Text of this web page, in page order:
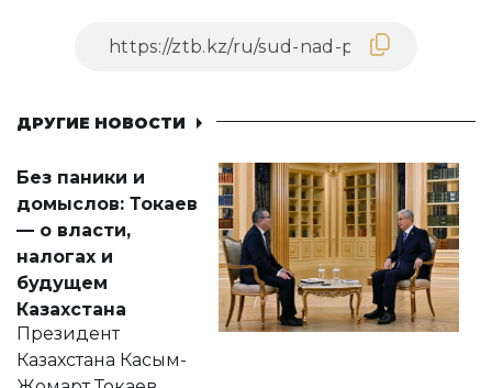
ДРУГИЕ НОВОСТИ
Без паники и
домыслов: Токаев
— о власти,
налогах и
будущем
Казахстана
Президент
Казахстана Касым-